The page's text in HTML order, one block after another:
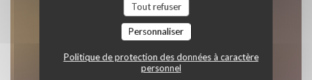
Tout refuser
Personnaliser
Politique de protection des données à caractère
personnel